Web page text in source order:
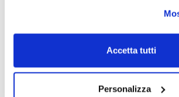
scelte privacy sui cookie, ti invitiamo a
dell’informativa cookie.
Chiudendo il banner tramite la “X”
dei soli cookie tecnici. Selezionando
il tuo consenso alla profilazione che
Accetta tutti
Personalizza
Stringere la mano a
Stringer, 2019),La colazione dei
o (2020),
meccanico(2020),Madre Notte
Un avanzo di galera